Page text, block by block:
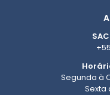
Segunda à
Sexta